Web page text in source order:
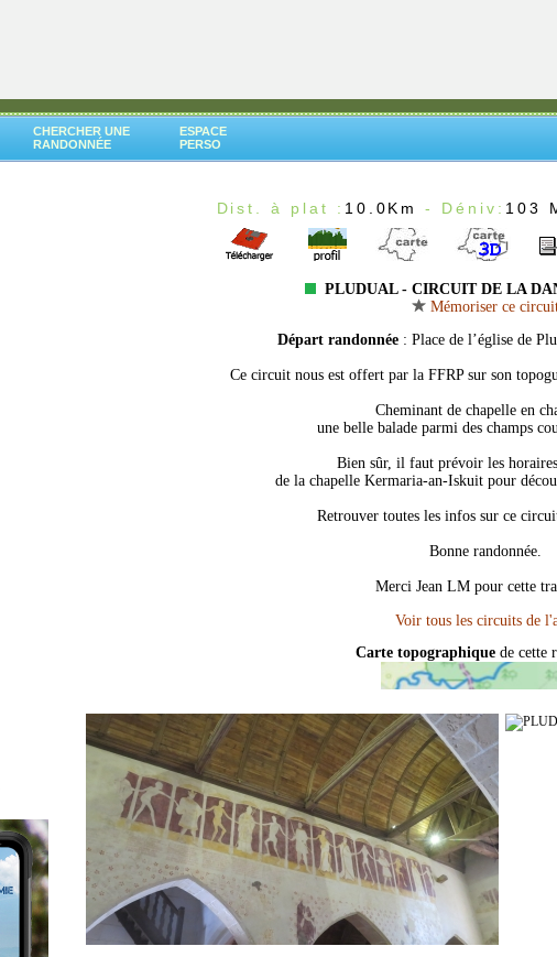
CHERCHER UNE
RANDONNÉE
ESPACE
PERSO
Dist. à plat : 10.0Km - Déniv: 103
PLUDUAL - CIRCUIT DE LA
Mémoriser ce
Départ randonnée : Place de l’église de
Ce circuit nous est offert par la FFRP sur son
Cheminant de chapelle en
une belle balade parmi des champs
Bien sûr, il faut prévoir les
de la chapelle Kermaria-an-Iskuit pour
Retrouver toutes les infos sur ce
Bonne randonnée.
Merci Jean LM pour cette
Carte topographique de cette